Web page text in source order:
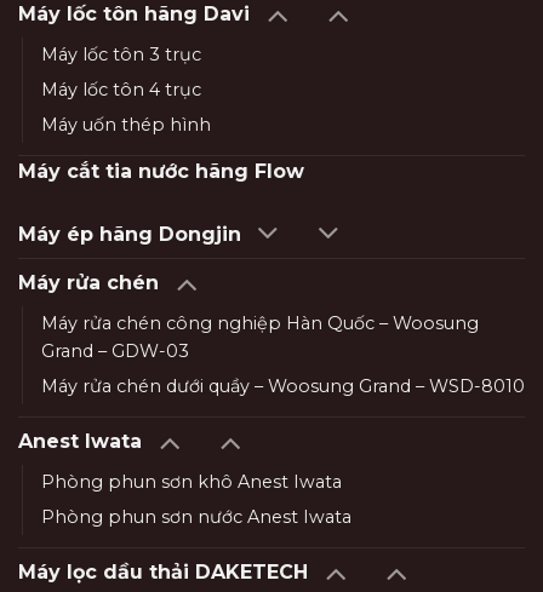
Máy lốc tôn hãng Davi
Máy lốc tôn 3 trục
Máy lốc tôn 4 trục
Máy uốn thép hình
Máy cắt tia nước hãng Flow
Máy ép hãng Dongjin
Máy rửa chén
Máy rửa chén công nghiệp Hàn Quốc – Woosung
Grand – GDW-03
Máy rửa chén dưới quầy – Woosung Grand – WSD-8010
Anest Iwata
Phòng phun sơn khô Anest Iwata
Phòng phun sơn nước Anest Iwata
Máy lọc dầu thải DAKETECH